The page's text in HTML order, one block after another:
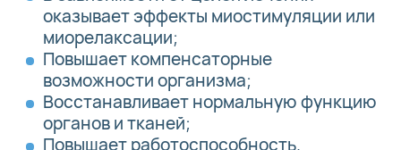
оказывает эффекты миостимуляции или
миорелаксации;
Повышает компенсаторные
возможности организма;
Восстанавливает нормальную функцию
органов и тканей;
Повышает работоспособность,